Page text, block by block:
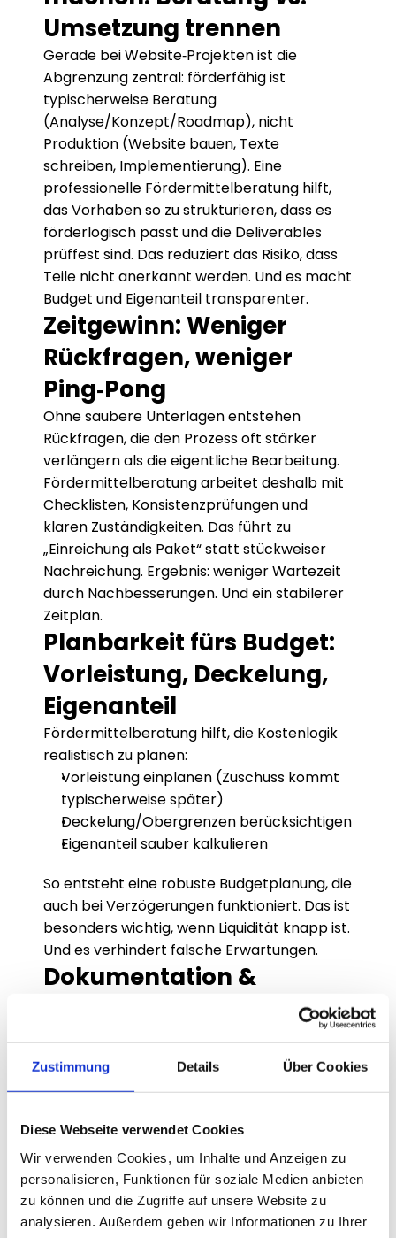
Zustimmung Details Über Cookies
Diese Webseite verwendet Cookies
Wir verwenden Cookies, um Inhalte und Anzeigen zu
personalisieren, Funktionen für soziale Medien anbieten
zu können und die Zugriffe auf unsere Website zu
analysieren. Außerdem geben wir Informationen zu Ihrer
Umsetzung trennen
Gerade bei Website‑Projekten ist die
Abgrenzung zentral: förderfähig ist
typischerweise Beratung
(Analyse/Konzept/Roadmap), nicht
Produktion (Website bauen, Texte
schreiben, Implementierung). Eine
professionelle Fördermittelberatung hilft,
das Vorhaben so zu strukturieren, dass es
förderlogisch passt und die Deliverables
prüffest sind. Das reduziert das Risiko, dass
Teile nicht anerkannt werden. Und es macht
Budget und Eigenanteil transparenter.
Zeitgewinn: Weniger
Rückfragen, weniger
Ping‑Pong
Ohne saubere Unterlagen entstehen
Rückfragen, die den Prozess oft stärker
verlängern als die eigentliche Bearbeitung.
Fördermittelberatung arbeitet deshalb mit
Checklisten, Konsistenzprüfungen und
klaren Zuständigkeiten. Das führt zu
„Einreichung als Paket“ statt stückweiser
Nachreichung. Ergebnis: weniger Wartezeit
durch Nachbesserungen. Und ein stabilerer
Zeitplan.
Planbarkeit fürs Budget:
Vorleistung, Deckelung,
Eigenanteil
Fördermittelberatung hilft, die Kostenlogik
realistisch zu planen:
Vorleistung einplanen (Zuschuss kommt
typischerweise später)
Deckelung/Obergrenzen berücksichtigen
Eigenanteil sauber kalkulieren
So entsteht eine robuste Budgetplanung, die
auch bei Verzögerungen funktioniert. Das ist
besonders wichtig, wenn Liquidität knapp ist.
Und es verhindert falsche Erwartungen.
Dokumentation &
Nachweise: „Prüffest“
statt „irgendwie“
Für die Auszahlung zählt nicht nur, dass
beraten wurde, sondern dass es
Projektlogik, Deliverables, Rechnungstext,
Zahlungsnachweis, Zeiträume.
Fördermittelberatung sorgt dafür, dass
diese Kette konsistent ist (Antrag ↔ Leistung
↔ Ergebnisse ↔ Rechnung ↔ Zahlung). Das